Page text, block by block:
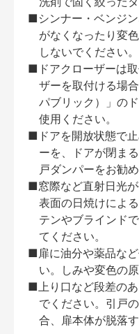
■シンナー・ベンジ
がなくなったり変
しないでください。
■ドアクローザーは
ザーを取付ける場
パブリック）」の
使用ください。
■ドアを開放状態で
ーを、ドアが閉ま
戸ダンパーをお勧め
■窓際など直射日光が
表面の日焼けによ
テンやブラインド
てください。
■扉に油分や薬品な
い。しみや変色の
■上り口など段差の
でください。引戸
合、扉本体が脱落